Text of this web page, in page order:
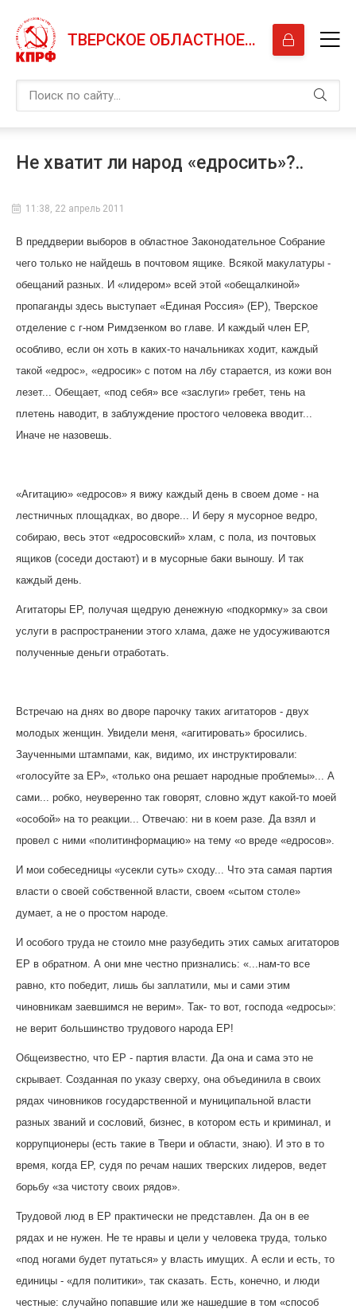
ТВЕРСКОЕ ОБЛАСТНОЕ ОТДЕЛЕНИЕ КПРФ
Не хватит ли народ «едросить»?..
11:38, 22 апрель 2011
В преддверии выборов в областное Законодательное Собрание
чего только не найдешь в почтовом ящике. Всякой макулатуры -
обещаний разных. И «лидером» всей этой «обещалкиной»
пропаганды здесь выступает «Единая Россия» (ЕР), Тверское
отделение с г-ном Римдзенком во главе. И каждый член ЕР,
особливо, если он хоть в каких-то начальниках ходит, каждый
такой «едрос», «едросик» с потом на лбу старается, из кожи вон
лезет... Обещает, «под себя» все «заслуги» гребет, тень на
плетень наводит, в заблуждение простого человека вводит...
Иначе не назовешь.
«Агитацию» «едросов» я вижу каждый день в своем доме - на
лестничных площадках, во дворе... И беру я мусорное ведро,
собираю, весь этот «едросовский» хлам, с пола, из почтовых
ящиков (соседи достают) и в мусорные баки выношу. И так
каждый день.
Агитаторы ЕР, получая щедрую денежную «подкормку» за свои
услуги в распространении этого хлама, даже не удосуживаются
полученные деньги отработать.
Встречаю на днях во дворе парочку таких агитаторов - двух
молодых женщин. Увидели меня, «агитировать» бросились.
Заученными штампами, как, видимо, их инструктировали:
«голосуйте за ЕР», «только она решает народные проблемы»... А
сами... робко, неуверенно так говорят, словно ждут какой-то моей
«особой» на то реакции... Отвечаю: ни в коем разе. Да взял и
провел с ними «политинформацию» на тему «о вреде «едросов».
И мои собеседницы «усекли суть» сходу... Что эта самая партия
власти о своей собственной власти, своем «сытом столе»
думает, а не о простом народе.
И особого труда не стоило мне разубедить этих самых агитаторов
ЕР в обратном. А они мне честно признались: «...нам-то все
равно, кто победит, лишь бы заплатили, мы и сами этим
чиновникам заевшимся не верим». Так- то вот, господа «едросы»:
не верит большинство трудового народа ЕР!
Общеизвестно, что ЕР - партия власти. Да она и сама это не
скрывает. Созданная по указу сверху, она объединила в своих
рядах чиновников государственной и муниципальной власти
разных званий и сословий, бизнес, в котором есть и криминал, и
коррупционеры (есть такие в Твери и области, знаю). И это в то
время, когда ЕР, судя по речам наших тверских лидеров, ведет
борьбу «за чистоту своих рядов».
Трудовой люд в ЕР практически не представлен. Да он в ее
рядах и не нужен. Не те нравы и цели у человека труда, только
«под ногами будет путаться» у власть имущих. А если и есть, то
единицы - «для политики», так сказать. Есть, конечно, и люди
честные: случайно попавшие или же нашедшие в том «способ